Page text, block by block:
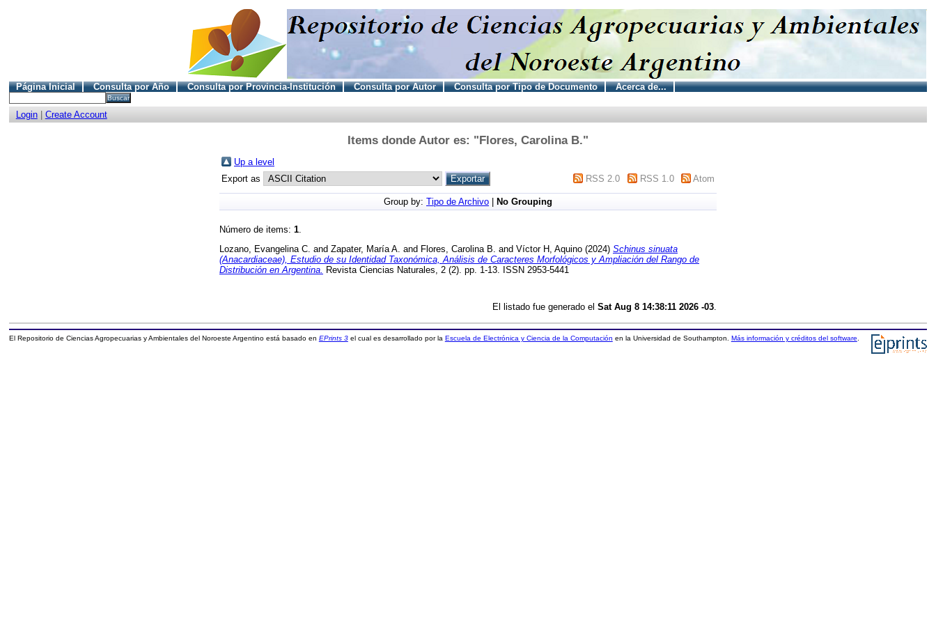
Página Inicial Consulta por Año Consulta por Provincia-Institución Consulta por Autor Consulta por Tipo de Documento Acerca de...
Login| Create Account
Items donde Autor es: "Flores, Carolina B."
Up a level
Export as
RSS 2.0 RSS 1.0 Atom
Group by: Tipo de Archivo No Grouping
Número de items: 1
Lozano, Evangelina C. and Zapater, María A. and Flores, Carolina B. and Víctor H, Aquino (2024) Schinus sinuata
(Anacardiaceae), Estudio de su Identidad Taxonómica, Análisis de Caracteres Morfológicos y Ampliación del Rango de
Distribución en Argentina. Revista Ciencias Naturales, 2 (2). pp. 1-13. ISSN 2953-5441
El listado fue generado el Sat Aug 8 14:38:11 2026 -03
El Repositorio de Ciencias Agropecuarias y Ambientales del Noroeste Argentino está basado en EPrints 3el cual es desarrollado por la Escuela de Electrónica y Ciencia de la Computación en la Universidad de Southampton. Más información y créditos del software